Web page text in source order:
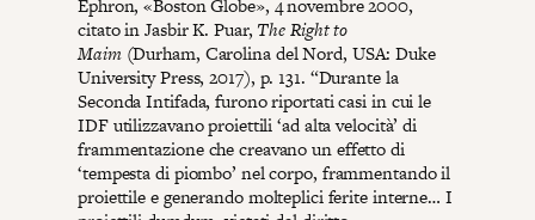
citato in Jasbir K. Puar, The Right to
Maim(Durham, Carolina del Nord, USA: Duke
University Press, 2017), p. 131. “Durante la
Seconda Intifada, furono riportati casi in cui le
IDF utilizzavano proiettili ‘ad alta velocità’ di
frammentazione che creavano un effetto di
‘tempesta di piombo’ nel corpo, frammentando il
proiettile e generando molteplici ferite interne… I